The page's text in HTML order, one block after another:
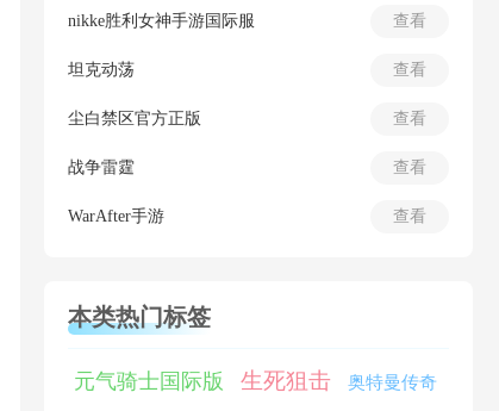
查看
nikke胜利女神手游国际服
查看
坦克动荡
查看
尘白禁区官方正版
查看
战争雷霆
查看
WarAfter手游
本类热门标签
元气骑士国际版 生死狙击 奥特曼传奇